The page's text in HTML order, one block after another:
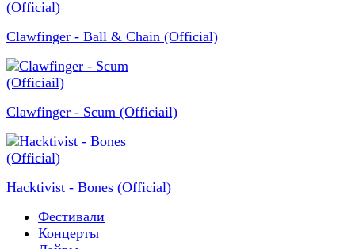
Clawfinger - Ball & Chain (Official)
Clawfinger - Scum (Officiail)
Hacktivist - Bones (Official)
Фестивали
Концерты